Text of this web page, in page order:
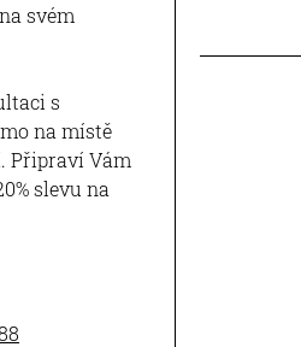
svém
s
na místě
Připraví Vám
slevu na